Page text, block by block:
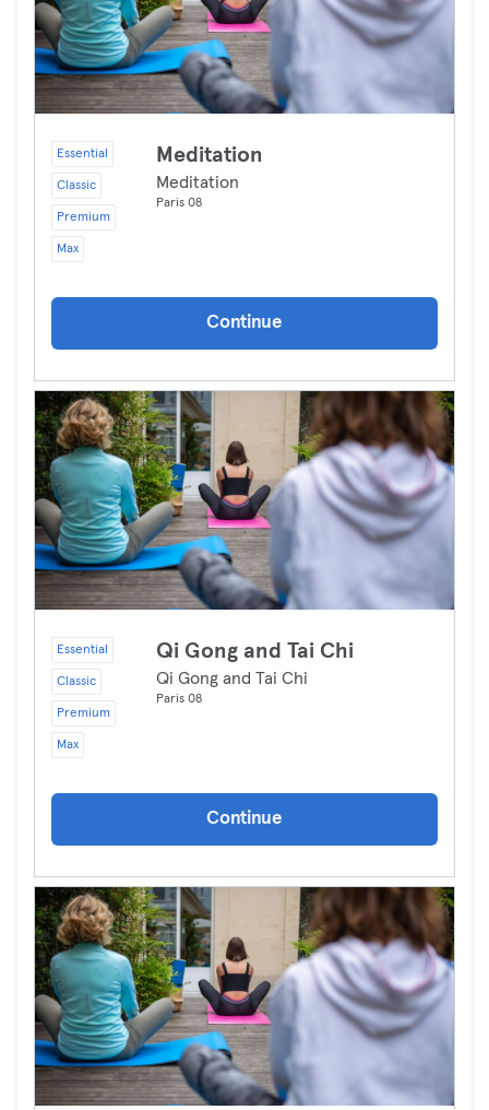
Essential
Classic
Premium
Max
Meditation
Meditation
Paris 08
Continue
Essential
Classic
Premium
Max
Qi Gong and Tai Chi
Qi Gong and Tai Chi
Paris 08
Continue